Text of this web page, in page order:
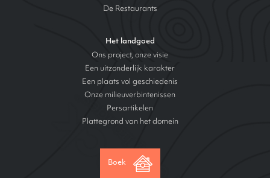
De Restaurants
Het landgoed
Ons project, onze visie
Een uitzonderlijk karakter
Een plaats vol geschiedenis
Onze milieuverbintenissen
Persartikelen
Plattegrond van het domein
Boek